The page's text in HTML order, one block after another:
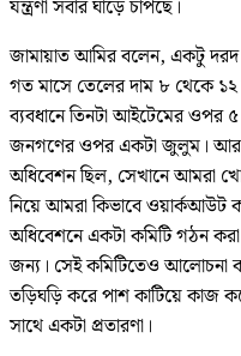
যন্ত্রণা সবার ঘাড়ে চাপছে।
জামায়াত আমির বলেন, একটু দরদ
গত মাসে তেলের দাম ৮ থেকে
ব্যবধানে তিনটা আইটেমের ওপর
জনগণের ওপর একটা জুলুম। আর
অধিবেশন ছিল, সেখানে আমরা
নিয়ে আমরা কিভাবে ওয়ার্কআউট
অধিবেশনে একটা কমিটি গঠন করা
জন্য। সেই কমিটিতেও আলোচনা
তড়িঘড়ি করে পাশ কাটিয়ে কাজ
সাথে একটা প্রতারণা।